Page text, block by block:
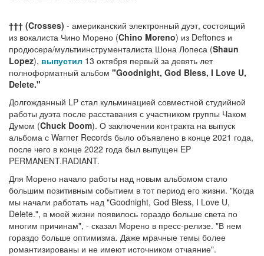
††† (Crosses) - американский электронный дуэт, состоящий
из вокалиста Чино Морено (Chino Moreno) из Deftones и
продюсера/мультиинструменталиста Шона Лопеса (Shaun
Lopez), выпустил 13 октября первый за девять лет
полноформатный альбом "Goodnight, God Bless, I Love U,
Delete."
Долгожданный LP стал кульминацией совместной студийной
работы дуэта после расставания с участником группы Чаком
Думом (Chuck Doom). О заключении контракта на выпуск
альбома с Warner Records было объявлено в конце 2021 года,
после чего в конце 2022 года был выпущен EP
PERMANENT.RADIANT.
Для Морено начало работы над новым альбомом стало
большим позитивным событием в тот период его жизни. "Когда
мы начали работать над "Goodnight, God Bless, I Love U,
Delete.", в моей жизни появилось гораздо больше света по
многим причинам", - сказал Морено в пресс-релизе. "В нем
гораздо больше оптимизма. Даже мрачные темы более
романтизированы и не имеют источником отчаяние".